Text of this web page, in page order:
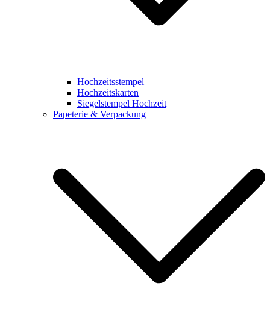
Hochzeitsstempel
Hochzeitskarten
Siegelstempel Hochzeit
Papeterie & Verpackung